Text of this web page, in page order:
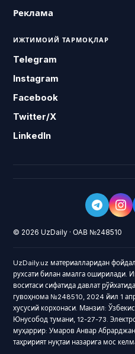
Реклама
ИЖТИМОИЙ ТАРМОҚЛАР
Telegram
Instagram
Facebook
Twitter/X
LinkedIn
© 2026 UzDaily · ОАВ №248510
UzDaily.uz материалларидан
рухсати билан амалга оширилади.
воситаси сифатида давлат
гувоҳнома №248510, 2024 йил 1
хусусий корхонаси. Манзил:
Юнусобод тумани, 12-27-73.
муҳаррир: Умаров Анвар
таҳририят нуқтаи назарига мос